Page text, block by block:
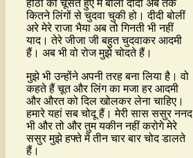
होंठों को चूसते हुए मैं बोला दीदी अब तक
कितने लिंगों से चुदवा चुकी हो। दीदी बोलीं
अरे मेरे राजा भैया अब तो गिनती भी नहीं
याद। तेरे जीजा जी बहुत चुदवाकर आदमी
हैं। अब भी वो रोज मुझे चोदते हैं।
मुझे भी उन्होंने अपनी तरह बना लिया है। वो
कहते हैं चूत और लिंग का मजा हर आदमी
और औरत को दिल खोलकर लेना चाहिए।
हमारे यहां सब चोदू हैं। मेरी सास ससुर ननद
भी और तो और तुम यकीन नहीं करोगे मेरे
ससुर मुझे हफ्ते में तीन चार बार चोद डालते
हैं।